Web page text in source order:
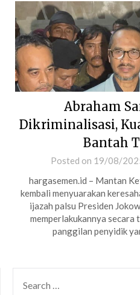
Abraham
Dikriminalisasi,
Bantah
Posted on 19/08/
hargasemen.id – Mantan
kembali menyuarakan
ijazah palsu Presiden
memperlakukannya secara
panggilan penyidik
FOR: